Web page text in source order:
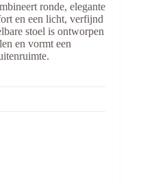
ronde, elegante
en een licht, verfijnd
stoel is ontworpen
en vormt een